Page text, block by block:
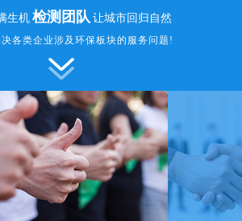
生机 检测团队 让城市回归自然
各类企业涉及环保板块的服务问题!